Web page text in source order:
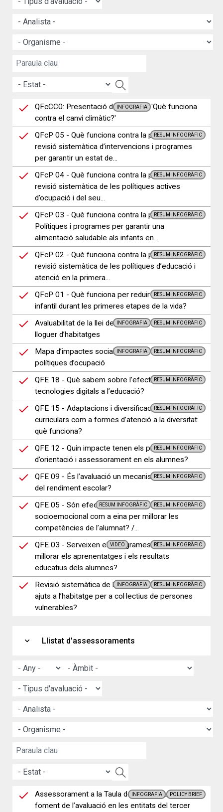
QFcCC0: Presentació del projecte 'Què funciona
contra el canvi climàtic?'
INFOGRAFIA
QFcP 05 - Què funciona contra la pobresa? Una
revisió sistemàtica d’intervencions i programes
per garantir un estat de...
RESUM INFOGRÀFIC
QFcP 04 - Què funciona contra la pobresa? Una
revisió sistemàtica de les polítiques actives
d’ocupació i del seu...
RESUM INFOGRÀFIC
QFcP 03 - Què funciona contra la pobresa?
Polítiques i programes per garantir una
alimentació saludable als infants en...
RESUM INFOGRÀFIC
QFcP 02 - Què funciona contra la pobresa? Una
revisió sistemàtica de les polítiques d’educació i
atenció en la primera...
RESUM INFOGRÀFIC
QFcP 01 - Què funciona per reduir la pobresa
infantil durant les primeres etapes de la vida?
RESUM INFOGRÀFIC
Avaluabilitat de la llei de contenció dels preus del
lloguer d’habitatges
INFOGRAFIA RESUM INFOGRÀFIC
Mapa d’impactes socials per a l’avaluació de
polítiques d’ocupació
INFOGRAFIA RESUM INFOGRÀFIC
QFE 18 - Què sabem sobre l’efectivitat de les
tecnologies digitals a l’educació?
RESUM INFOGRÀFIC
QFE 15 - Adaptacions i diversificacions
curriculars com a formes d’atenció a la diversitat:
què funciona?
RESUM INFOGRÀFIC
QFE 12 - Quin impacte tenen els programes
d’orientació i assessorament en els alumnes?
RESUM INFOGRÀFIC
QFE 09 - És l’avaluació un mecanisme de millora
del rendiment escolar?
RESUM INFOGRÀFIC
QFE 05 - Són efectius els programes d’educació
socioemocional com a eina per millorar les
competències de l’alumnat? /...
RESUM INFOGRÀFIC
RESUM INFOGRÀFIC
QFE 03 - Serveixen els programes d’estiu per
millorar els aprenentatges i els resultats
educatius dels alumnes?
VIDEO RESUM INFOGRÀFIC
Revisió sistemàtica de literatura: Què funciona en
ajuts a l’habitatge per a col·lectius de persones
vulnerables?
INFOGRAFIA RESUM INFOGRÀFIC
expand_more Llistat d'assessoraments
Assessorament a la Taula del Tercer Sector pel
foment de l’avaluació en les entitats del tercer
INFOGRAFIA POLICY BRIEF